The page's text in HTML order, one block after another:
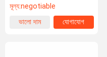
মূল্য:negotiable
ভালো দাম
যোগাযোগ